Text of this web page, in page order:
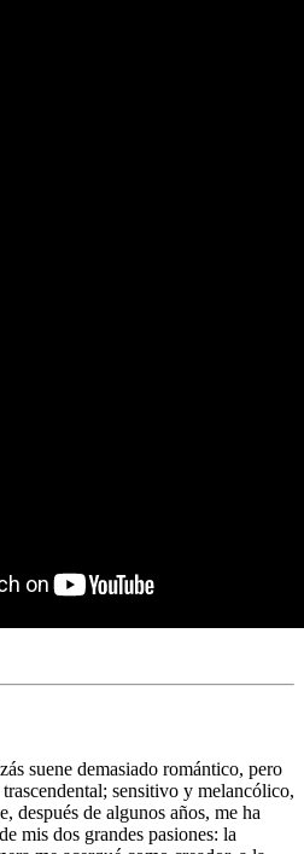
suene demasiado romántico, pero
sensitivo y melancólico,
después de algunos años, me ha
mis dos grandes pasiones: la